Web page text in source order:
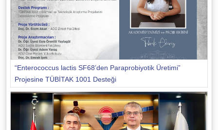
“Enterococcus lactis SF68’den Paraprobiyotik Üretimi”
Projesine TÜBİTAK 1001 Desteği